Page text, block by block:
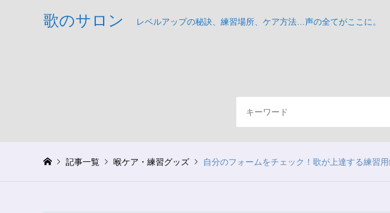
歌のサロン レベルアップの秘訣、練習場所、ケア方法…声の全てがここに。
記事一覧 喉ケア・練習グッズ 自分のフォームをチェック！歌が上達する練習